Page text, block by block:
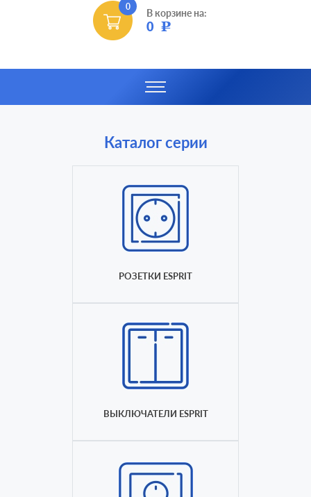
0
В корзине на:
0 Р
Каталог серии
РОЗЕТКИ ESPRIT
ВЫКЛЮЧАТЕЛИ ESPRIT